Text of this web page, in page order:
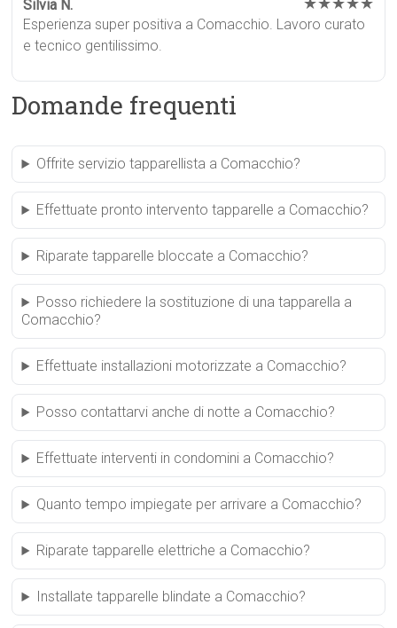
Silvia N. ★★★★★
Esperienza super positiva a Comacchio. Lavoro curato
e tecnico gentilissimo.
Domande frequenti
Offrite servizio tapparellista a Comacchio?
Effettuate pronto intervento tapparelle a Comacchio?
Riparate tapparelle bloccate a Comacchio?
Posso richiedere la sostituzione di una tapparella a
Comacchio?
Effettuate installazioni motorizzate a Comacchio?
Posso contattarvi anche di notte a Comacchio?
Effettuate interventi in condomini a Comacchio?
Quanto tempo impiegate per arrivare a Comacchio?
Riparate tapparelle elettriche a Comacchio?
Installate tapparelle blindate a Comacchio?